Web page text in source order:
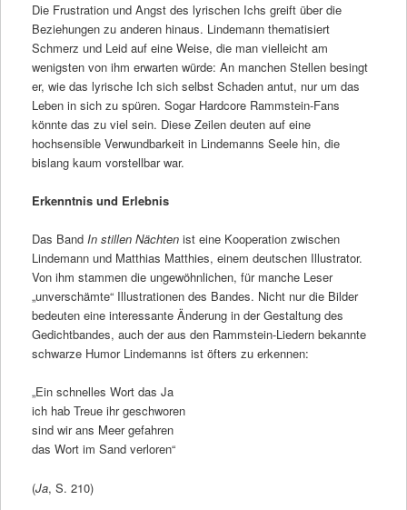
Die Frustration und Angst des lyrischen Ichs greift über die
Beziehungen zu anderen hinaus. Lindemann thematisiert
Schmerz und Leid auf eine Weise, die man vielleicht am
wenigsten von ihm erwarten würde: An manchen Stellen besingt
er, wie das lyrische Ich sich selbst Schaden antut, nur um das
Leben in sich zu spüren. Sogar Hardcore Rammstein-Fans
könnte das zu viel sein. Diese Zeilen deuten auf eine
hochsensible Verwundbarkeit in Lindemanns Seele hin, die
bislang kaum vorstellbar war.
Erkenntnis und Erlebnis
Das Band In stillen Nächtenist eine Kooperation zwischen
Lindemann und Matthias Matthies, einem deutschen Illustrator.
Von ihm stammen die ungewöhnlichen, für manche Leser
„unverschämte“ Illustrationen des Bandes. Nicht nur die Bilder
bedeuten eine interessante Änderung in der Gestaltung des
Gedichtbandes, auch der aus den Rammstein-Liedern bekannte
schwarze Humor Lindemanns ist öfters zu erkennen:
„Ein schnelles Wort das Ja
ich hab Treue ihr geschworen
sind wir ans Meer gefahren
das Wort im Sand verloren“
(Ja, S. 210)